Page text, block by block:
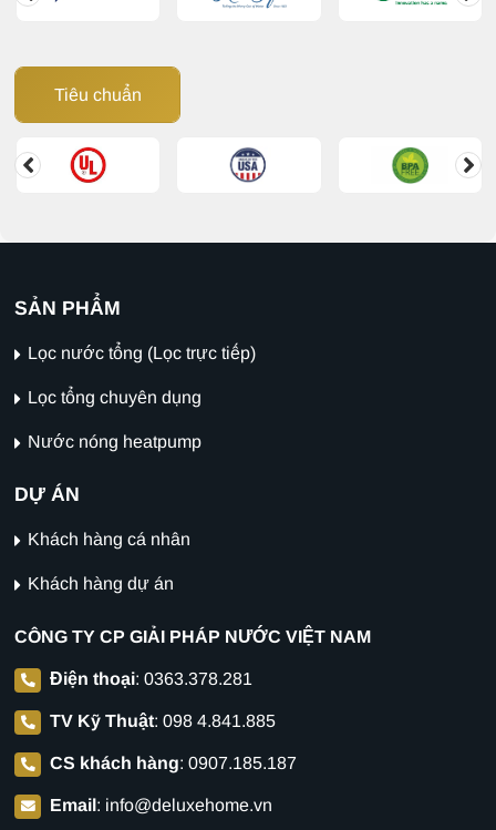
Tiêu chuẩn
CÔNG TY CP GIẢI PHÁP NƯỚC VIỆT NAM
Điện thoại: 0363.378.281
TV Kỹ Thuật: 098 4.841.885
CS khách hàng: 0907.185.187
Email: info@deluxehome.vn
SẢN PHẨM
Lọc nước tổng (Lọc trực tiếp)
Lọc tổng chuyên dụng
Nước nóng heatpump
DỰ ÁN
Khách hàng cá nhân
Khách hàng dự án